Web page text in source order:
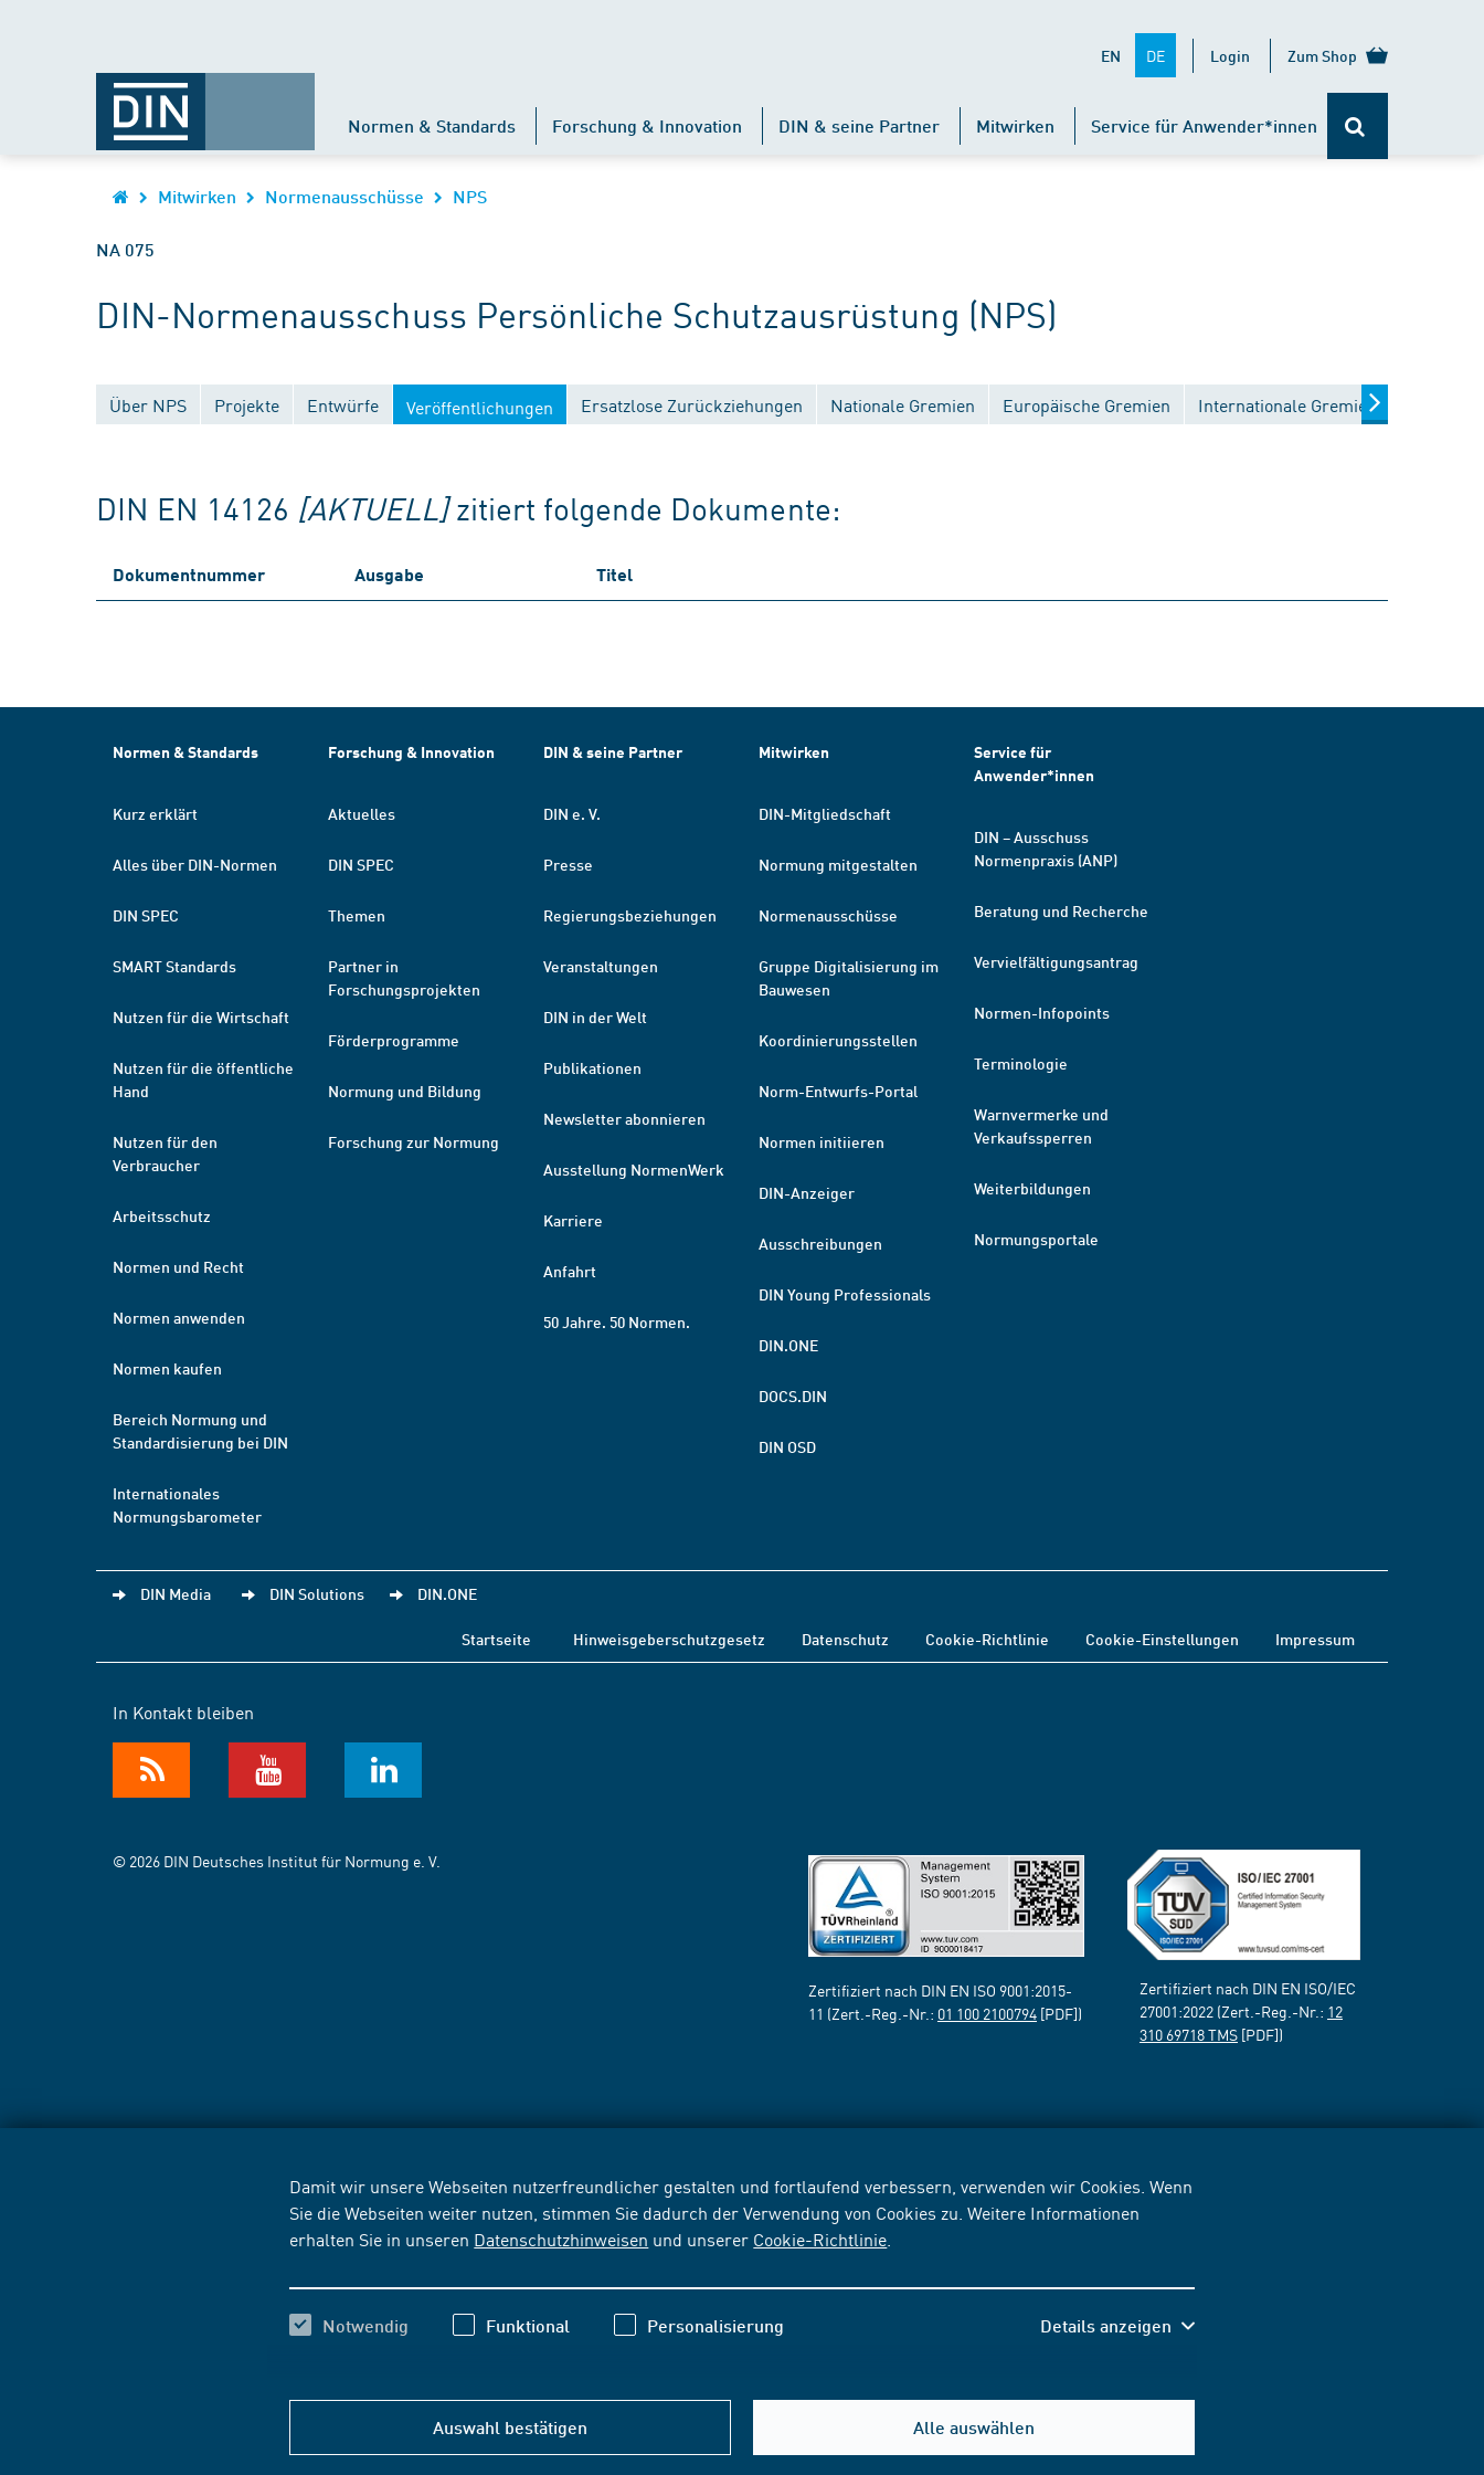
Damit wir unsere Webseiten nutzerfreundlicher gestalten und fortlaufend verbessern, verwenden wir Cookies. Wenn
Sie die Webseiten weiter nutzen, stimmen Sie dadurch der Verwendung von Cookies zu. Weitere Informationen
erhalten Sie in unseren Datenschutzhinweisen und unserer Cookie-Richtlinie
Notwendig Funktional Personalisierung Details anzeigen
Auswahl bestätigen Alle auswählen
EN DE Login Zum Shop
Normen & Standards Forschung & Innovation DIN & seine Partner Mitwirken Service für Anwender*innen
Mitwirken Normenausschüsse NPS
NA 075
DIN-Normenausschuss Persönliche Schutzausrüstung (NPS)
Über NPS Projekte Entwürfe Veröffentlichungen Ersatzlose Zurückziehungen Nationale Gremien Europäische Gremien Internationale Gremien
DIN EN 14126 [AKTUELL] zitiert folgende Dokumente:
Dokumentnummer Ausgabe Titel
Normen & Standards
Kurz erklärt
Alles über DIN-Normen
DIN SPEC
SMART Standards
Nutzen für die Wirtschaft
Nutzen für die öffentliche
Hand
Nutzen für den
Verbraucher
Arbeitsschutz
Normen und Recht
Normen anwenden
Normen kaufen
Bereich Normung und
Standardisierung bei DIN
Internationales
Normungsbarometer
Forschung & Innovation
Aktuelles
DIN SPEC
Themen
Partner in
Forschungsprojekten
Förderprogramme
Normung und Bildung
Forschung zur Normung
DIN & seine Partner
DIN e. V.
Presse
Regierungsbeziehungen
Veranstaltungen
DIN in der Welt
Publikationen
Newsletter abonnieren
Ausstellung NormenWerk
Karriere
Anfahrt
50 Jahre. 50 Normen.
Mitwirken
DIN-Mitgliedschaft
Normung mitgestalten
Normenausschüsse
Gruppe Digitalisierung im
Bauwesen
Koordinierungsstellen
Norm-Entwurfs-Portal
Normen initiieren
DIN-Anzeiger
Ausschreibungen
DIN Young Professionals
DIN.ONE
DOCS.DIN
DIN OSD
Service für
Anwender*innen
DIN – Ausschuss
Normenpraxis (ANP)
Beratung und Recherche
Vervielfältigungsantrag
Normen-Infopoints
Terminologie
Warnvermerke und
Verkaufssperren
Weiterbildungen
Normungsportale
DIN Media DIN Solutions DIN.ONE
Startseite Hinweisgeberschutzgesetz Datenschutz Cookie-Richtlinie Cookie-Einstellungen Impressum
In Kontakt bleiben
© 2026 DIN Deutsches Institut für Normung e. V.
Zertifiziert nach DIN EN ISO 9001:2015-
11 (Zert.-Reg.-Nr.: 01 100 2100794 [PDF])
Zertifiziert nach DIN EN ISO/IEC
27001:2022 (Zert.-Reg.-Nr.: 12
310 69718 TMS [PDF])